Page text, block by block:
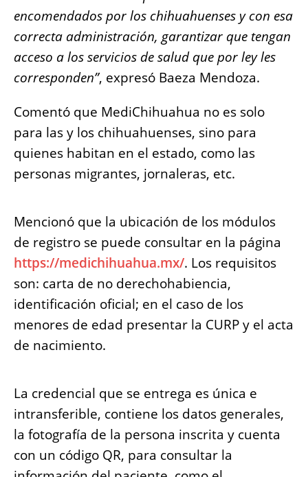
encomendados por los chihuahuenses y con esa
correcta administración, garantizar que tengan
acceso a los servicios de salud que por ley les
corresponden”, expresó Baeza Mendoza.
Comentó que MediChihuahua no es solo
para las y los chihuahuenses, sino para
quienes habitan en el estado, como las
personas migrantes, jornaleras, etc.
Mencionó que la ubicación de los módulos
de registro se puede consultar en la página
https://medichihuahua.mx/. Los requisitos
son: carta de no derechohabiencia,
identificación oficial; en el caso de los
menores de edad presentar la CURP y el acta
de nacimiento.
La credencial que se entrega es única e
intransferible, contiene los datos generales,
la fotografía de la persona inscrita y cuenta
con un código QR, para consultar la